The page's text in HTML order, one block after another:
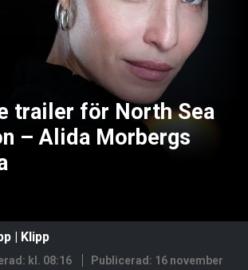
trailer för North Sea
– Alida Morbergs
| Klipp
kl. 08:16 Publicerad: 16 november